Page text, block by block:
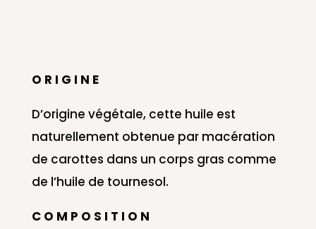
O R I G I N E
D’origine végétale, cette huile est
naturellement obtenue par macération
de carottes dans un corps gras comme
de l’huile de tournesol.
C O M P O S I T I O N